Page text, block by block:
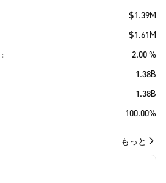
$1.39M
$1.61M
2.00 %
1.38B
1.38B
100.00%
もっと